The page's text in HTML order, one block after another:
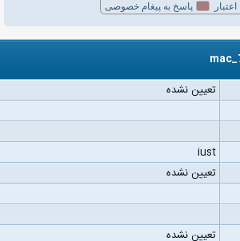
اعتبار پاسخ به پیغام خصوصی
تعیین نشده
iust
تعیین نشده
تعیین نشده